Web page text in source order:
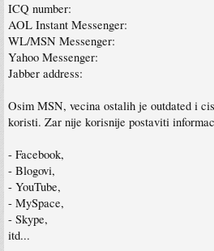
ICQ number:
AOL Instant Messenger:
WL/MSN Messenger:
Yahoo Messenger:
Jabber address:
Osim MSN, vecina ostalih je outdated i
koristi. Zar nije korisnije postaviti
- Facebook,
- Blogovi,
- YouTube,
- MySpace,
- Skype,
itd...